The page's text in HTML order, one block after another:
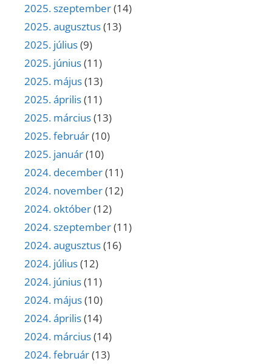
2025. szeptember(14)
2025. augusztus(13)
2025. július(9)
2025. június(11)
2025. május(13)
2025. április(11)
2025. március(13)
2025. február(10)
2025. január(10)
2024. december(11)
2024. november(12)
2024. október(12)
2024. szeptember(11)
2024. augusztus(16)
2024. július(12)
2024. június(11)
2024. május(10)
2024. április(14)
2024. március(14)
2024. február(13)